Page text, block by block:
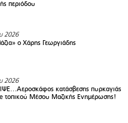
περιόδου
2026
ο Χάρης Γεωργιάδης
2026
κατάσβεσης πυρκαγιάς
τοπικού Μέσου Μαζικής Ενημέρωσης!